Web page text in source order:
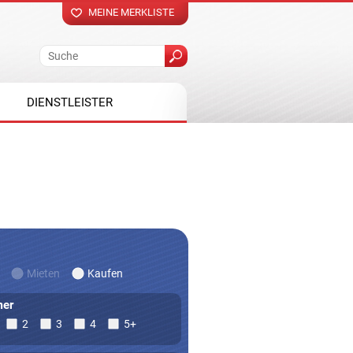
MEINE MERKLISTE
DIENSTLEISTER
Mieten Kaufen
2 3 4 5+